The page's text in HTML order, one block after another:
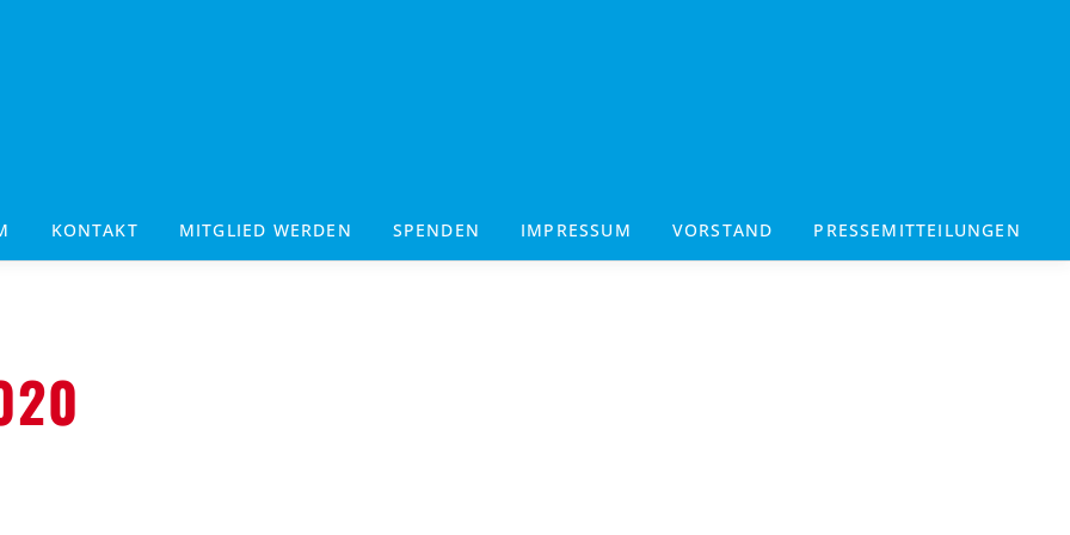
KONTAKT MITGLIED WERDEN SPENDEN IMPRESSUM VORSTAND PRESSEMITTEILUNGEN